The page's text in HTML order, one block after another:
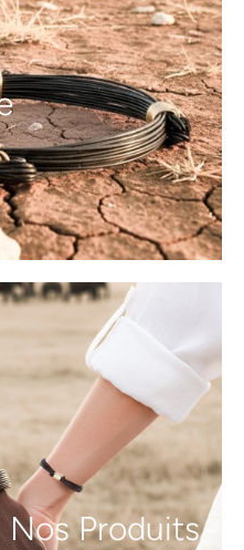
Nos Produits